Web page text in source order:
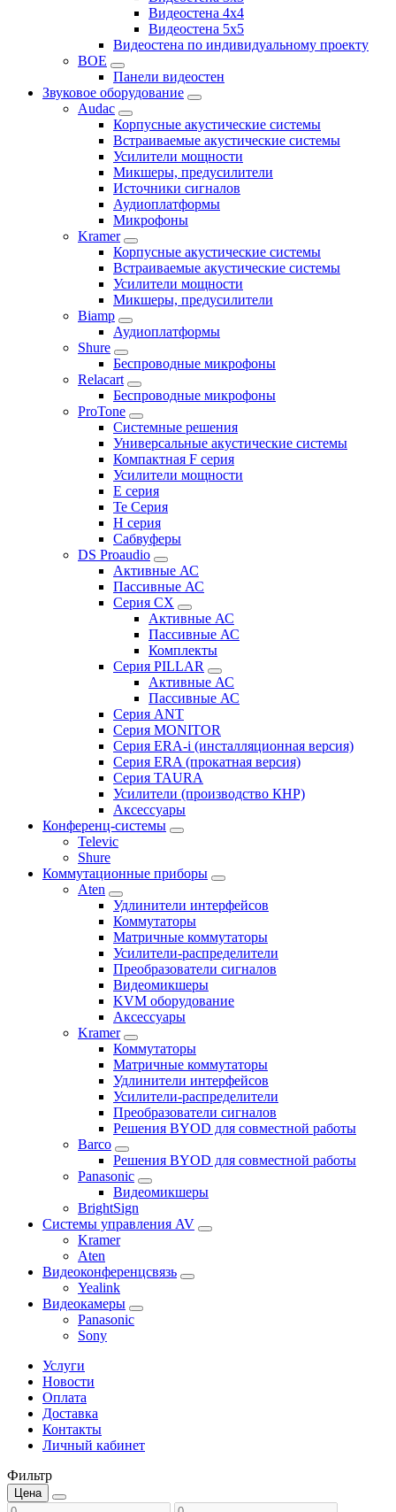
Видеостена 4x4
Видеостена 5x5
Видеостена по индивидуальному проекту
BOE
Панели видеостен
Звуковое оборудование
Audac
Корпусные акустические системы
Встраиваемые акустические системы
Усилители мощности
Микшеры, предусилители
Источники сигналов
Аудиоплатформы
Микрофоны
Kramer
Корпусные акустические системы
Встраиваемые акустические системы
Усилители мощности
Микшеры, предусилители
Biamp
Аудиоплатформы
Shure
Беспроводные микрофоны
Relacart
Беспроводные микрофоны
ProTone
Системные решения
Универсальные акустические системы
Компактная F серия
Усилители мощности
E серия
Te Серия
H серия
Сабвуферы
DS Proaudio
Активные АС
Пассивные АС
Серия CX
Активные АС
Пассивные АС
Комплекты
Серия PILLAR
Активные АС
Пассивные АС
Серия ANT
Серия MONITOR
Серия ERA-i (инсталляционная версия)
Серия ERA (прокатная версия)
Серия TAURA
Усилители (производство КНР)
Аксессуары
Конференц-системы
Televic
Shure
Коммутационные приборы
Aten
Удлинители интерфейсов
Коммутаторы
Матричные коммутаторы
Усилители-распределители
Преобразователи сигналов
Видеомикшеры
KVM оборудование
Аксессуары
Kramer
Коммутаторы
Матричные коммутаторы
Удлинители интерфейсов
Усилители-распределители
Преобразователи сигналов
Решения BYOD для совместной работы
Barco
Решения BYOD для совместной работы
Panasonic
Видеомикшеры
BrightSign
Системы управления AV
Kramer
Aten
Видеоконференцсвязь
Yealink
Видеокамеры
Panasonic
Sony
Услуги
Новости
Оплата
Доставка
Контакты
Личный кабинет
Фильтр
Цена